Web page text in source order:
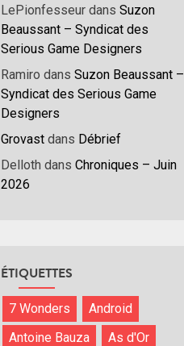
LePionfesseur dans Suzon
Beaussant – Syndicat des
Serious Game Designers
Ramiro dans Suzon Beaussant –
Syndicat des Serious Game
Designers
Grovast dans Débrief
Delloth dans Chroniques – Juin
2026
ÉTIQUETTES
7 Wonders
Android
Antoine Bauza
As d'Or